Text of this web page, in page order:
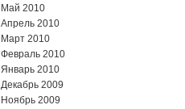
Май 2010
Апрель 2010
Март 2010
Февраль 2010
Январь 2010
Декабрь 2009
Ноябрь 2009